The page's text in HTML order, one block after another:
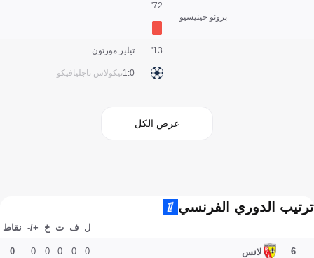
برونو جينيسيو
72'
تيلير مورتون
نيكولاس تاجليافيكو0:1
13'
عرض الكل
ترتيب الدوري الفرنسي
ل ف ت خ +/- نقاط
6 لانس 0
0
0
0
0
0